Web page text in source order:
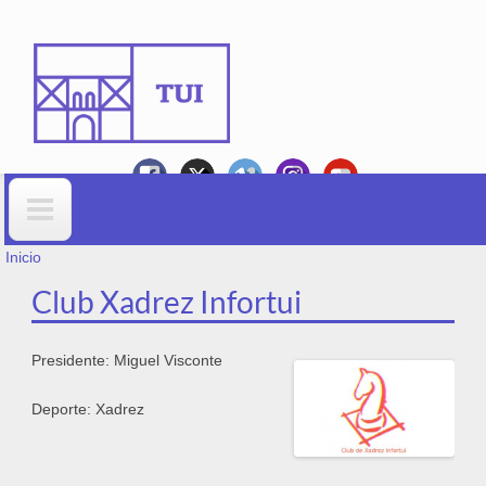
Formulario de busca
VOSTEDE ESTÁ AQUÍ
Inicio
Club Xadrez Infortui
Presidente: Miguel Visconte
Deporte: Xadrez